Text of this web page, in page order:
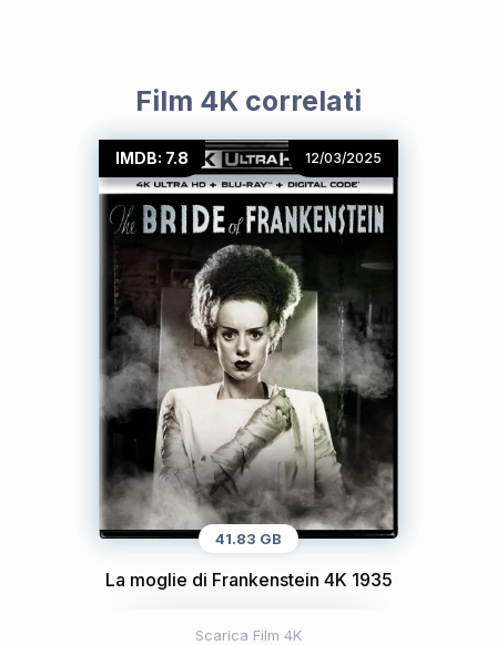
Film 4K correlati
IMDB: 7.8 12/03/2025
41.83 GB
La moglie di Frankenstein 4K 1935
Scarica Film 4K